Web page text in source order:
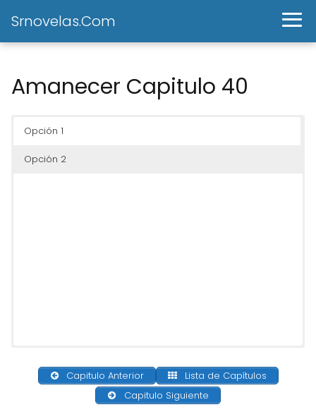
Srnovelas.Com
Amanecer Capitulo 40
Opción 1
Opción 2
Capitulo Anterior
Lista de Capítulos
Capitulo Siguiente